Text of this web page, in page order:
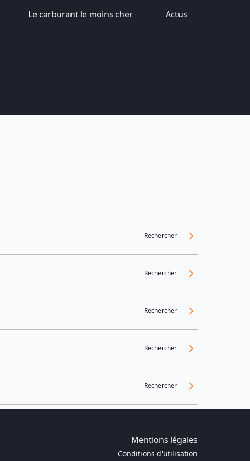
Le carburant le moins cher Actus
Rechercher
Rechercher
Rechercher
Rechercher
Rechercher
Mentions légales
Conditions d'utilisation